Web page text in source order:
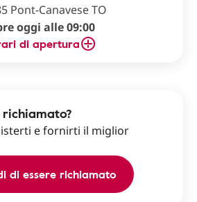
Pont-Canavese TO
oggi alle 09:00
di apertura
e fornirti il miglior
di essere richiamato